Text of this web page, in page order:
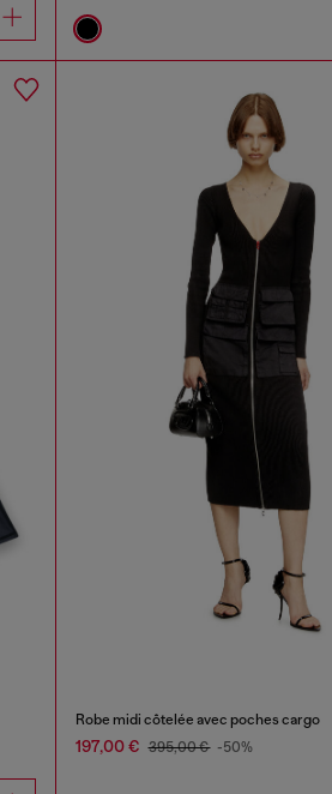
Robe midi côtelée avec poches cargo
197,00 € 395,00 € -50%